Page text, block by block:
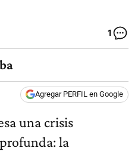
1
Agregar PERFIL en Google
una crisis
la